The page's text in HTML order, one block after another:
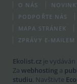
O NÁS
PODPOŘTE NÁS
MAPA STRÁNEK
ZPRÁVY E-MAILEM
Ekolist.cz je
Za webhosting a
studiu . Navštivte